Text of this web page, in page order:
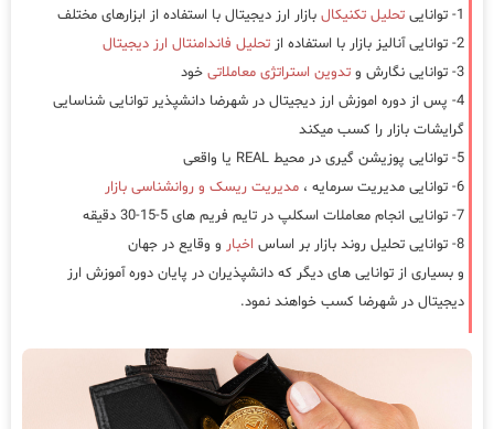
1- توانایی تحلیل تکنیکال بازار ارز دیجیتال با استفاده از ابزارهای مختلف
2- توانایی آنالیز بازار با استفاده از
تحلیل فاندامنتال ارز دیجیتال
3- توانایی نگارش و
تدوین استراتژی معاملاتی خود
4- پس از دوره اموزش ارز دیجیتال در شهرضا دانشپذیر توانایی شناسایی
گرایشات بازار را کسب میکند
5- توانایی پوزیشن گیری در محیط REAL یا واقعی
6- توانایی مدیریت سرمایه ،
مدیریت ریسک و روانشناسی بازار
7- توانایی انجام معاملات اسکلپ در تایم فریم های 5-15-30 دقیقه
8- توانایی تحلیل روند بازار بر اساس
اخبار و وقایع در جهان
و بسیاری از توانایی های دیگر که دانشپذیران در پایان دوره آموزش ارز
دیجیتال در شهرضا کسب خواهند نمود.